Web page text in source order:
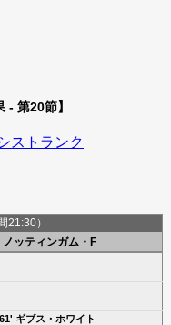
- 第20節】
ストランク
21:30）
ノッティンガム・F
61' ギブス・ホワイト